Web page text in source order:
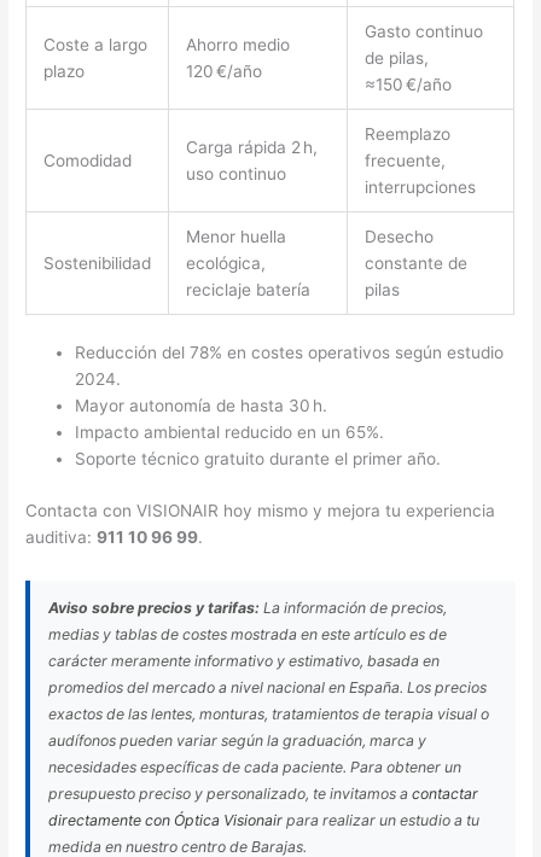
Coste a largo
plazo
Ahorro medio
120 €/año
Gasto continuo
de pilas,
≈150 €/año
Comodidad
Carga rápida 2 h,
uso continuo
Reemplazo
frecuente,
interrupciones
Sostenibilidad
Menor huella
ecológica,
reciclaje batería
Desecho
constante de
pilas
Reducción del 78% en costes operativos según estudio
2024.
Mayor autonomía de hasta 30 h.
Impacto ambiental reducido en un 65%.
Soporte técnico gratuito durante el primer año.
Contacta con VISIONAIR hoy mismo y mejora tu experiencia
auditiva:911 10 96 99.
Aviso sobre precios y tarifas: La información de precios,
medias y tablas de costes mostrada en este artículo es de
carácter meramente informativo y estimativo, basada en
promedios del mercado a nivel nacional en España. Los precios
exactos de las lentes, monturas, tratamientos de terapia visual o
audífonos pueden variar según la graduación, marca y
necesidades específicas de cada paciente. Para obtener un
presupuesto preciso y personalizado, te invitamos acontactar
directamente con Óptica Visionair para realizar un estudio a tu
medida en nuestro centro de Barajas.